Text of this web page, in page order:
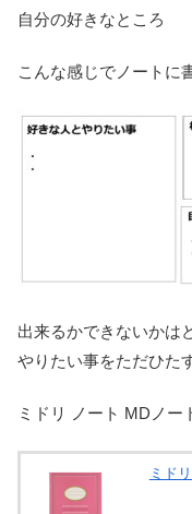
自分の好きなところ
こんな感じでノートに
出来るかできないかは
やりたい事をただひた
ミドリ ノート MDノー
ミド